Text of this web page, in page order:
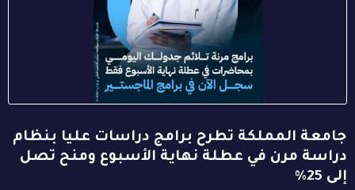
جامعة المملكة تطرح برامج دراسات عليا بنظام
دراسة مرن في عطلة نهاية الأسبوع ومنح تصل
إلى 25%